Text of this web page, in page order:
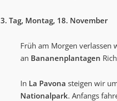
3. Tag, Montag, 18. November
Früh am Morgen verlassen
an Bananenplantagen
In La Pavona steigen wir
Nationalpark. Anfangs